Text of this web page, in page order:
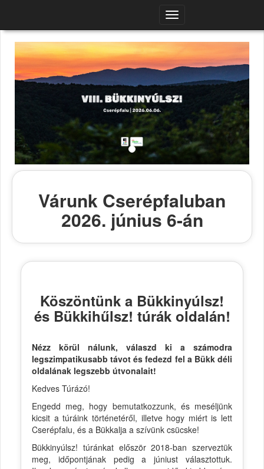
Navigációs
menü
Várunk Cserépfaluban
2026. június 6-án
Köszöntünk a Bükkinyúlsz!
és Bükkihűlsz! túrák oldalán!
Nézz körül nálunk, válaszd ki a számodra
legszimpatikusabb távot és fedezd fel a Bükk déli
oldalának legszebb útvonalait!
Kedves Túrázó!
Engedd meg, hogy bemutatkozzunk, és meséljünk
kicsit a túráink történetéről, illetve hogy miért is lett
Cserépfalu, és a Bükkalja a szívünk csücske!
Bükkinyúlsz! túránkat először 2018-ban szerveztük
meg, időpontjának pedig a júniust választottuk.